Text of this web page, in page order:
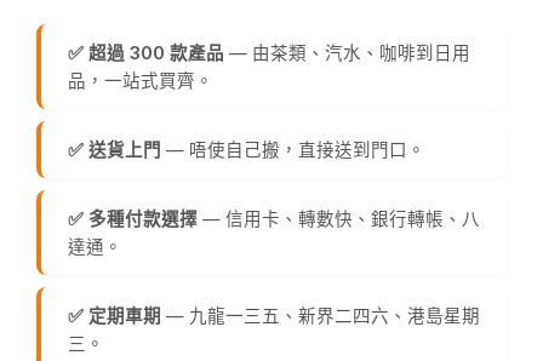
✅ 超過 300 款產品 — 由茶類、汽水、咖啡到日用
品，一站式買齊。
✅ 送貨上門 — 唔使自己搬，直接送到門口。
✅ 多種付款選擇 — 信用卡、轉數快、銀行轉帳、八
達通。
✅ 定期車期 — 九龍一三五、新界二四六、港島星期
三。